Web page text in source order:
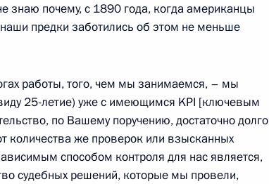
исполняющим обязанности
и гостям XIX
форума
знаю почему, с 1890 года, когда американцы
предки заботились об этом не меньше
работы, того, чем мы занимаемся, – мы
25-летие) уже с имеющимся KPI [ключевым
по Вашему поручению, достаточно долго
количества же проверок или взысканных
способом контроля для нас является,
судебных решений, которые мы провели,